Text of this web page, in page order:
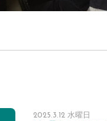
2025.3.12 水曜日